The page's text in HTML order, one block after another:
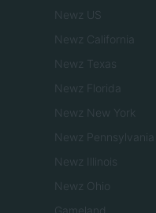
Newz US
Newz California
Newz Texas
Newz Florida
Newz New York
Newz Pennsylvania
Newz Illinois
Newz Ohio
Gameland